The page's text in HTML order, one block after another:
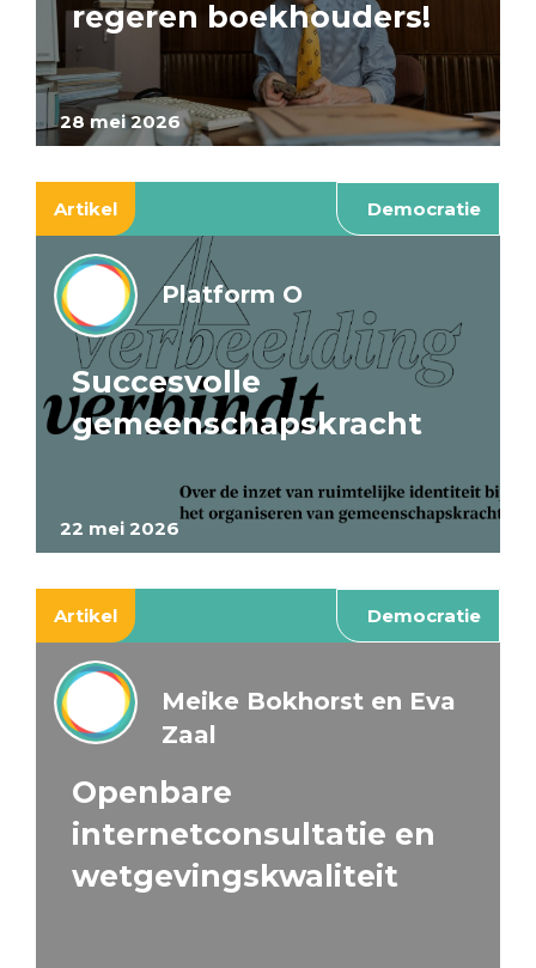
28 mei 2026
regeren boekhouders!
Artikel Democratie
22 mei 2026
Platform O
Succesvolle
gemeenschapskracht
Artikel Democratie
Meike Bokhorst en Eva
Zaal
Openbare
internetconsultatie en
wetgevingskwaliteit